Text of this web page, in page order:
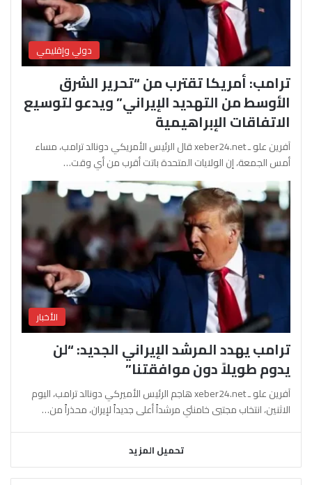
دولي وإقليمي
ترامب: أمريكا تقترب من “تحرير الشرق
الأوسط من التهديد الإيراني” ويدعو لتوسيع
الاتفاقات الإبراهيمية
آفرين علو ـ xeber24.net قال الرئيس الأمريكي دونالد ترامب، مساء
أمس الجمعة، إن الولايات المتحدة باتت أقرب من أي وقت…
الأخبار
ترامب يهدد المرشد الإيراني الجديد: “لن
يدوم طويلاً دون موافقتنا”
آفرين علو ـ xeber24.net هاجم الرئيس الأميركي دونالد ترامب، اليوم
الاثنين، انتخاب مجتبى خامنئي مرشداً أعلى جديداً لإيران، محذراً من…
تحميل المزيد